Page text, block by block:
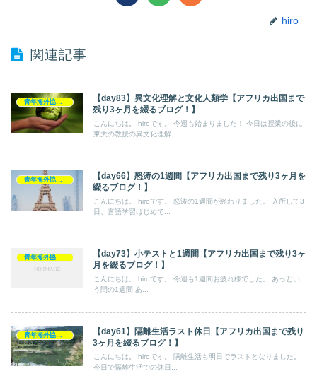
hiro
関連記事
青年海外協力隊
【day83】異文化理解と文化人類学【アフリカ出国まで
残り3ヶ月を綴るブログ！】
こんにちは。 hiroです。 今週も始まりました！ 今日は授業の後に
東大の教授の異文化理解...
青年海外協力隊
【day66】怒涛の1週間【アフリカ出国まで残り3ヶ月を
綴るブログ！】
こんにちは。 hiroです。 怒涛の1週間が終わりました。 入所して3
日、言語学習はじめて...
青年海外協力隊
【day73】小テストと1週間【アフリカ出国まで残り3ヶ
月を綴るブログ！】
こんにちは。 hiroです。 今週も1週間お疲れ様でした。 あっとい
う間の1週間 あ...
青年海外協力隊
【day61】隔離生活ラスト休日【アフリカ出国まで残り
3ヶ月を綴るブログ！】
こんにちは。 hiroです。 隔離生活も明日でラストとなりました。
今日で隔離生活での休日...